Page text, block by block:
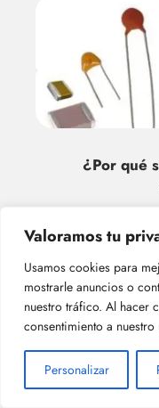
Valoramos tu
Usamos cookies para
mostrarle anuncios o
nuestro tráfico. Al hacer
consentimiento a
Personalizar
¿Por qué
¿Cuál es la